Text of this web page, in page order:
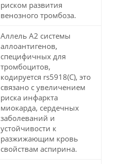
риском развития
венозного тромбоза.
Аллель A2 системы
аллоантигенов,
специфичных для
тромбоцитов,
кодируется rs5918(C), это
связано с увеличением
риска инфаркта
миокарда, сердечных
заболеваний и
устойчивости к
разжижающим кровь
свойствам аспирина.